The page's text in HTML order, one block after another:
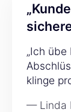
„Ich
klinge
— Linda